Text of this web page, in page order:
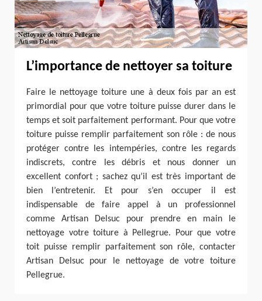
L’importance de nettoyer sa toiture
Faire le nettoyage toiture une à deux fois par an est
primordial pour que votre toiture puisse durer dans le
temps et soit parfaitement performant. Pour que votre
toiture puisse remplir parfaitement son rôle : de nous
protéger contre les intempéries, contre les regards
indiscrets, contre les débris et nous donner un
excellent confort ; sachez qu’il est très important de
bien l’entretenir. Et pour s’en occuper il est
indispensable de faire appel à un professionnel
comme Artisan Delsuc pour prendre en main le
nettoyage votre toiture à Pellegrue. Pour que votre
toit puisse remplir parfaitement son rôle, contacter
Artisan Delsuc pour le nettoyage de votre toiture
Pellegrue.